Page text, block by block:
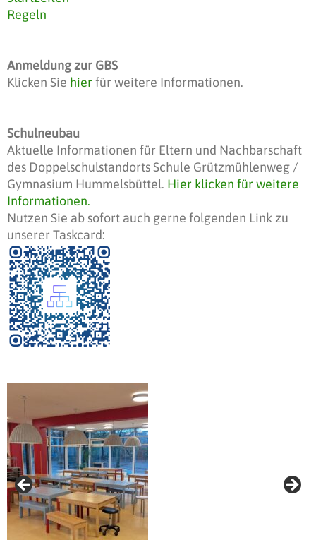
Regeln
Anmeldung zur GBS
Klicken Sie hierfür weitere Informationen.
Schulneubau
Aktuelle Informationen für Eltern und Nachbarschaft
des Doppelschulstandorts Schule Grützmühlenweg /
Gymnasium Hummelsbüttel. Hier klicken für weitere
Informationen.
Nutzen Sie ab sofort auch gerne folgenden Link zu
unserer Taskcard: